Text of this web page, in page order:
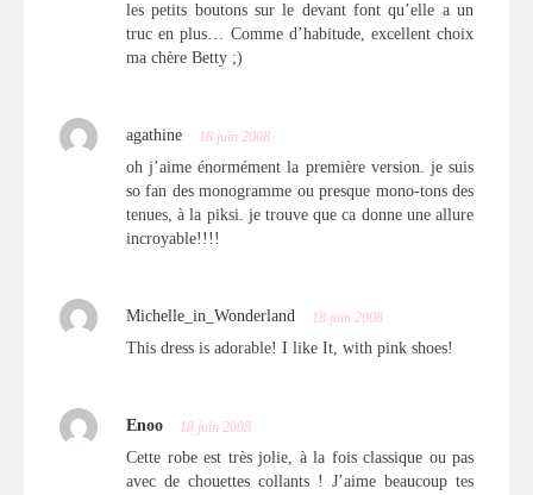
les petits boutons sur le devant font qu’elle a un
truc en plus… Comme d’habitude, excellent choix
ma chère Betty ;)
agathine 18 juin 2008
oh j’aime énormément la première version. je suis
so fan des monogramme ou presque mono-tons des
tenues, à la piksi. je trouve que ca donne une allure
incroyable!!!!
Michelle_in_Wonderland 18 juin 2008
This dress is adorable! I like It, with pink shoes!
Enoo 18 juin 2008
Cette robe est très jolie, à la fois classique ou pas
avec de chouettes collants ! J’aime beaucoup tes